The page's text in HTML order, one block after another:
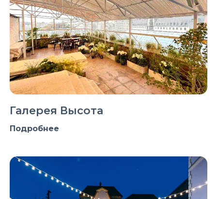
Галерея Высота
Подробнее